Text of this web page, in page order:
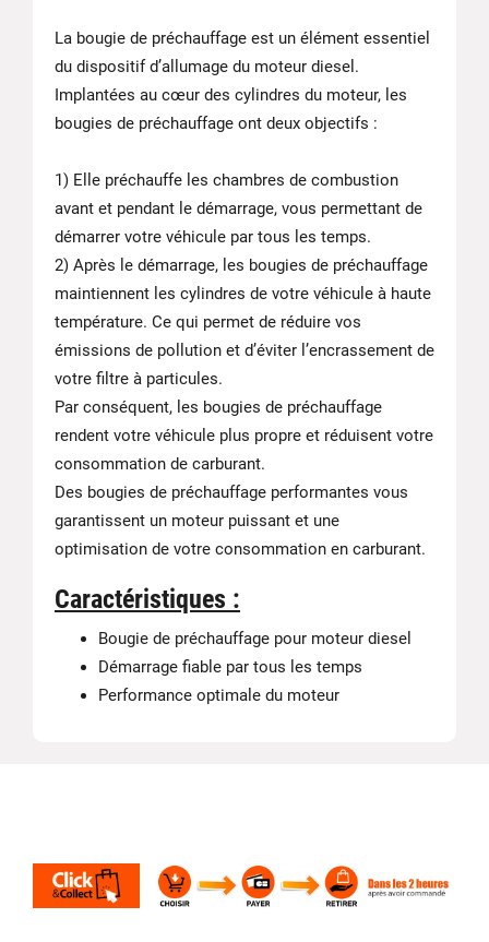
La bougie de préchauffage est un élément essentiel
du dispositif d’allumage du moteur diesel.
Implantées au cœur des cylindres du moteur, les
bougies de préchauffage ont deux objectifs :
1) Elle préchauffe les chambres de combustion
avant et pendant le démarrage, vous permettant de
démarrer votre véhicule par tous les temps.
2) Après le démarrage, les bougies de préchauffage
maintiennent les cylindres de votre véhicule à haute
température. Ce qui permet de réduire vos
émissions de pollution et d’éviter l’encrassement de
votre filtre à particules.
Par conséquent, les bougies de préchauffage
rendent votre véhicule plus propre et réduisent votre
consommation de carburant.
Des bougies de préchauffage performantes vous
garantissent un moteur puissant et une
optimisation de votre consommation en carburant.
Caractéristiques :
Bougie de préchauffage pour moteur diesel
Démarrage fiable par tous les temps
Performance optimale du moteur